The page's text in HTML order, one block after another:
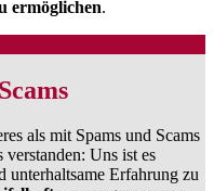
ermöglichen.
als mit Spams und Scams
verstanden: Uns ist es
unterhaltsame Erfahrung zu